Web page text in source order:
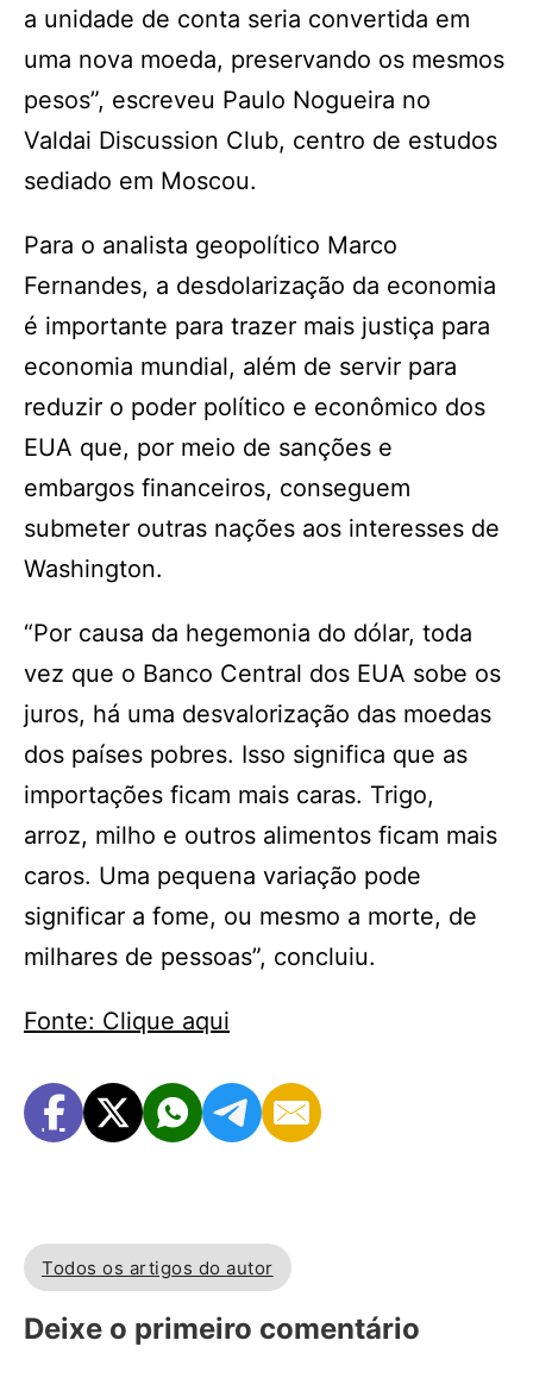
a unidade de conta seria convertida em
uma nova moeda, preservando os mesmos
pesos”, escreveu Paulo Nogueira no
Valdai Discussion Club, centro de estudos
sediado em Moscou.
Para o analista geopolítico Marco
Fernandes, a desdolarização da economia
é importante para trazer mais justiça para
economia mundial, além de servir para
reduzir o poder político e econômico dos
EUA que, por meio de sanções e
embargos financeiros, conseguem
submeter outras nações aos interesses de
Washington.
“Por causa da hegemonia do dólar, toda
vez que o Banco Central dos EUA sobe os
juros, há uma desvalorização das moedas
dos países pobres. Isso significa que as
importações ficam mais caras. Trigo,
arroz, milho e outros alimentos ficam mais
caros. Uma pequena variação pode
significar a fome, ou mesmo a morte, de
milhares de pessoas”, concluiu.
Fonte: Clique aqui
Todos os artigos do autor
Deixe o primeiro comentário